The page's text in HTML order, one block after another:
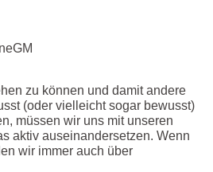
zu können und damit andere
(oder vielleicht sogar bewusst)
müssen wir uns mit unseren
aktiv auseinandersetzen. Wenn
wir immer auch über